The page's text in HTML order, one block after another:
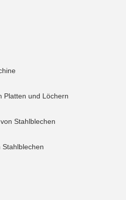
Platten und Löchern
Stahlblechen
Stahlblechen